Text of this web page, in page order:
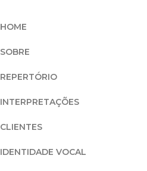
HOME
SOBRE
REPERTÓRIO
INTERPRETAÇÕES
CLIENTES
IDENTIDADE VOCAL